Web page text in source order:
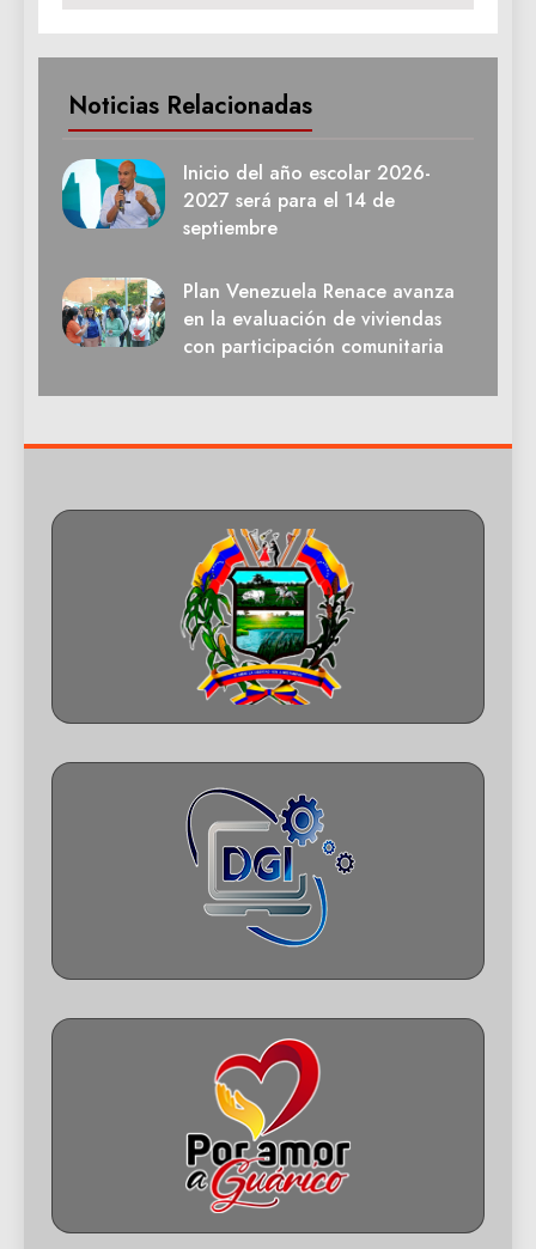
Noticias Relacionadas
Inicio del año escolar 2026-
2027 será para el 14 de
septiembre
Plan Venezuela Renace avanza
en la evaluación de viviendas
con participación comunitaria